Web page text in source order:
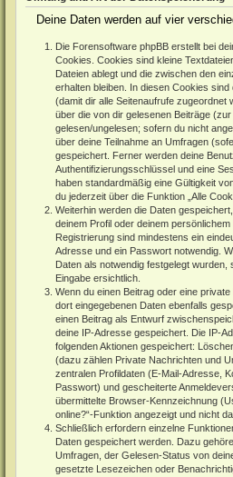
Deine Daten werden auf vier
Die Forensoftware phpBB erstellt bei
Cookies. Cookies sind kleine
Dateien ablegt und die zwischen den
erhalten bleiben. In diesen Cookies
(damit dir alle Seitenaufrufe zugeordnet
über die von dir gelesenen Beiträge
gelesen/ungelesen; sofern du nicht
über deine Teilnahme an Umfragen
gespeichert. Ferner werden deine
Authentifizierungsschlüssel und eine
haben standardmäßig eine Gültigkeit
du jederzeit über die Funktion „Alle
Weiterhin werden die Daten
deinem Profil oder deinem
Registrierung sind mindestens ein
Adresse und ein Passwort notwendig.
Daten als notwendig festgelegt
Eingabe ersichtlich.
Wenn du einen Beitrag oder eine
dort eingegebenen Daten ebenfalls
einen Beitrag als Entwurf
deine IP-Adresse gespeichert. Die IP-
folgenden Aktionen gespeichert:
(dazu zählen Private Nachrichten und
zentralen Profildaten (E-Mail-Adresse,
Passwort) und gescheiterte
übermittelte Browser-Kennzeichnung
online?“-Funktion angezeigt und nicht
Schließlich erfordern einzelne
Daten gespeichert werden. Dazu
Umfragen, der Gelesen-Status von
gesetzte Lesezeichen oder